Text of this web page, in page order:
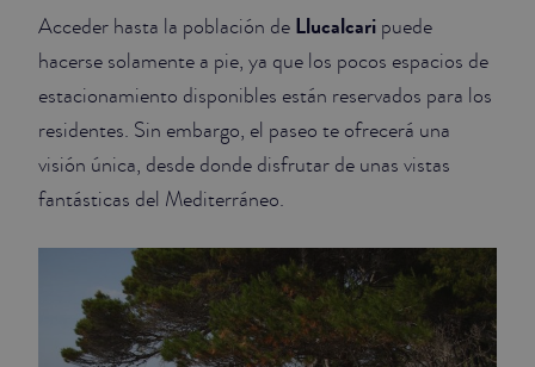
Acceder hasta la población de Llucalcari puede
hacerse solamente a pie, ya que los pocos espacios de
estacionamiento disponibles están reservados para los
residentes. Sin embargo, el paseo te ofrecerá una
visión única, desde donde disfrutar de unas vistas
fantásticas del Mediterráneo.